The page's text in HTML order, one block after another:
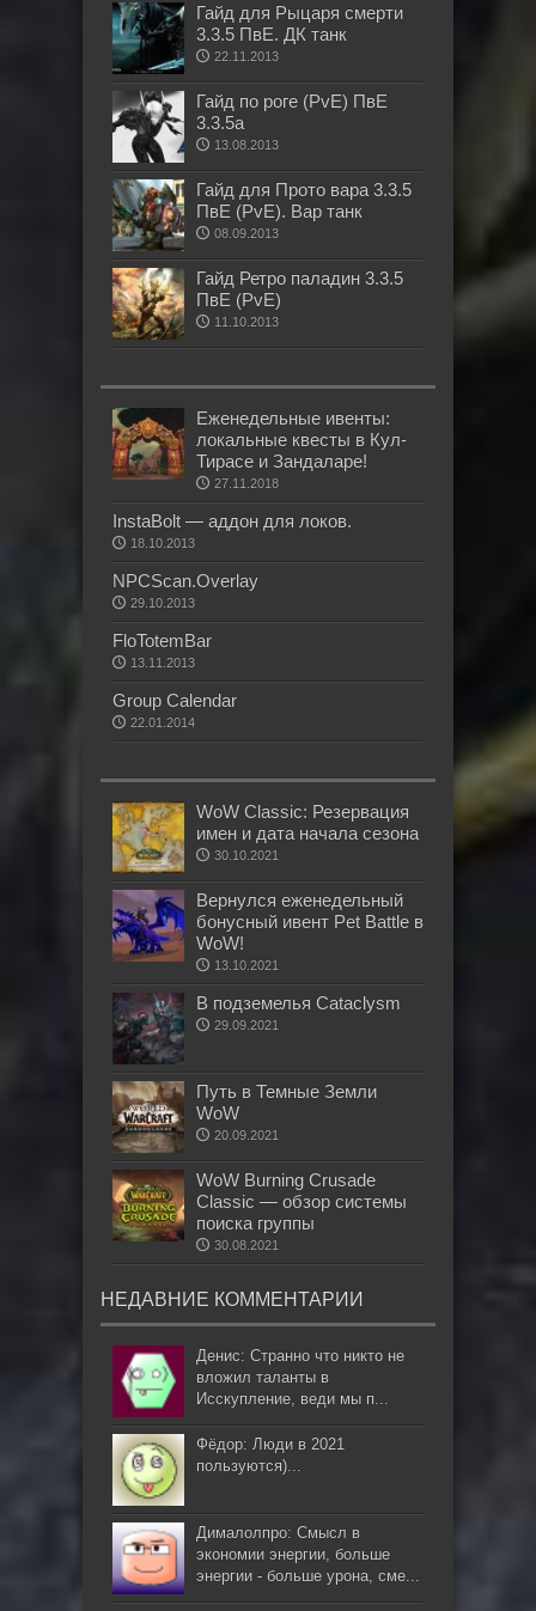
Гайд для Рыцаря смерти
3.3.5 ПвЕ. ДК танк
22.11.2013
Гайд по роге (PvE) ПвЕ
3.3.5а
13.08.2013
Гайд для Прото вара 3.3.5
ПвЕ (PvE). Вар танк
08.09.2013
Гайд Ретро паладин 3.3.5
ПвЕ (PvE)
11.10.2013
Еженедельные ивенты:
локальные квесты в Кул-
Тирасе и Зандаларе!
27.11.2018
InstaBolt — аддон для локов.
18.10.2013
NPCScan.Overlay
29.10.2013
FloTotemBar
13.11.2013
Group Calendar
22.01.2014
WoW Classic: Резервация
имен и дата начала сезона
30.10.2021
Вернулся еженедельный
бонусный ивент Pet Battle в
WoW!
13.10.2021
В подземелья Cataclysm
29.09.2021
Путь в Темные Земли
WoW
20.09.2021
WoW Burning Crusade
Classic — обзор системы
поиска группы
30.08.2021
НЕДАВНИЕ КОММЕНТАРИИ
Денис: Странно что никто не
вложил таланты в
Исскупление, веди мы п...
Фёдор: Люди в 2021
пользуются)...
Дималолпро: Смысл в
экономии энергии, больше
энергии - больше урона, сме...